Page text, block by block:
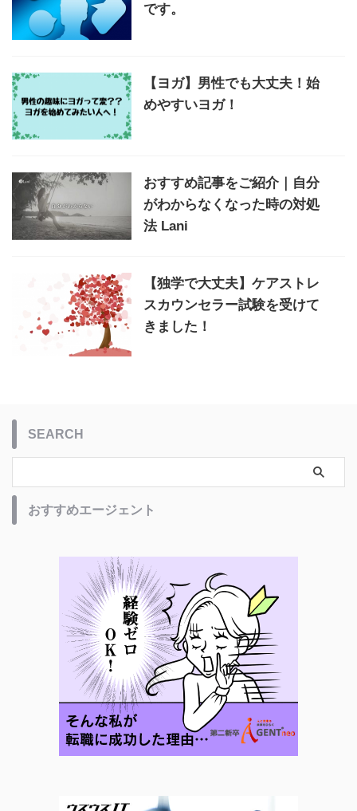
です。
【ヨガ】男性でも大丈夫！始
めやすいヨガ！
おすすめ記事をご紹介｜自分
がわからなくなった時の対処
法 Lani
【独学で大丈夫】ケアストレ
スカウンセラー試験を受けて
きました！
SEARCH
おすすめエージェント